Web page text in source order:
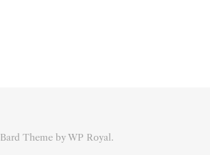
Bard Theme byWP Royal .